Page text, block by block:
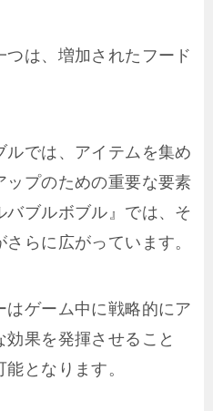
つは、増加されたフード
では、アイテムを集め
ップのための重要な要素
ブルボブル』では、そ
らに広がっています。
はゲーム中に戦略的にア
果を発揮させること
となります。